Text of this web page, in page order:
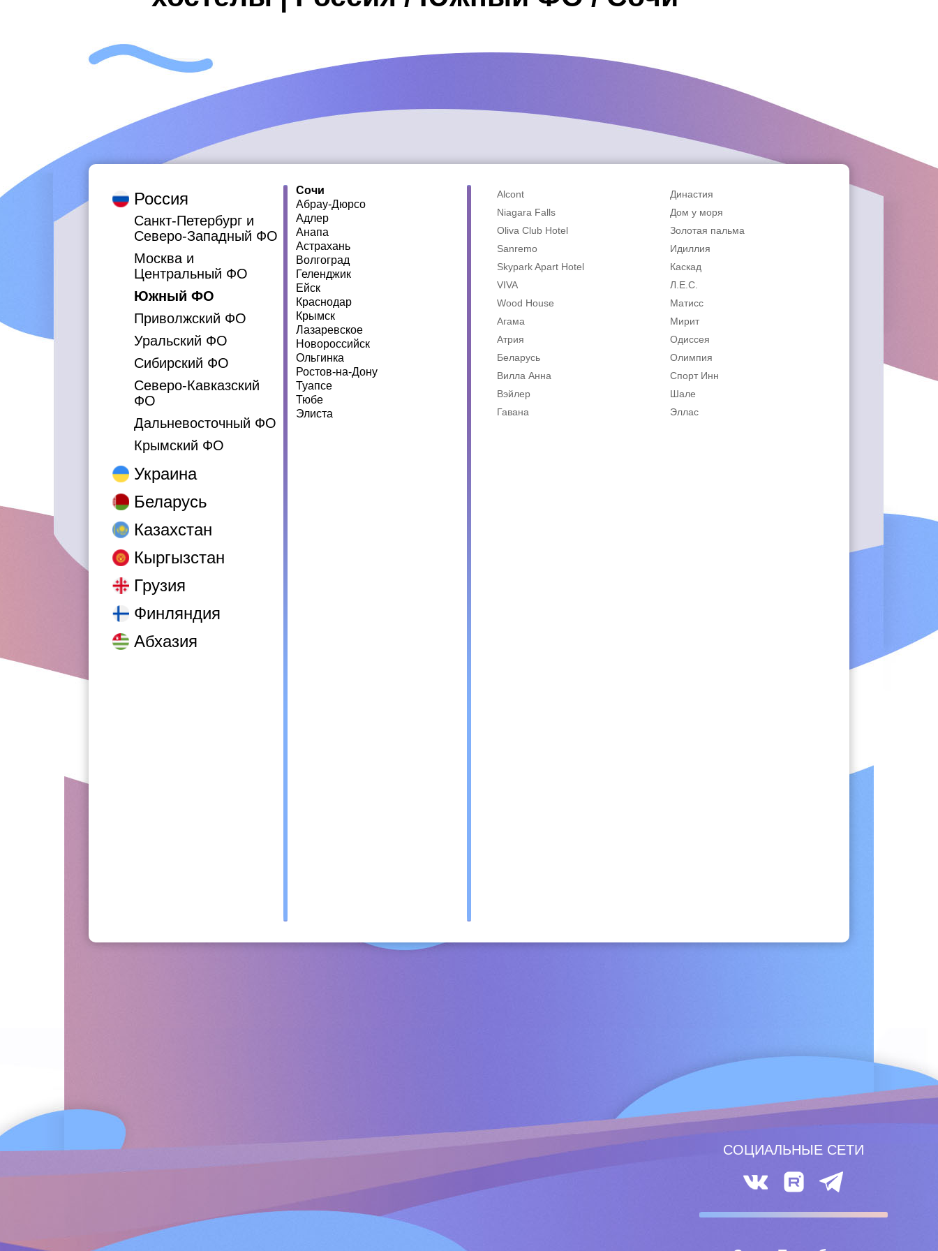
Россия
Санкт-Петербург и
Северо-Западный ФО
Москва и
Центральный ФО
Южный ФО
Приволжский ФО
Уральский ФО
Сибирский ФО
Северо-Кавказский
ФО
Дальневосточный ФО
Крымский ФО
Украина
Беларусь
Казахстан
Кыргызстан
Грузия
Финляндия
Абхазия
Сочи
Абрау-Дюрсо
Адлер
Анапа
Астрахань
Волгоград
Геленджик
Ейск
Краснодар
Крымск
Лазаревское
Новороссийск
Ольгинка
Ростов-на-Дону
Туапсе
Тюбе
Элиста
Alcont
Niagara Falls
Oliva Club Hotel
Sanremo
Skypark Apart Hotel
VIVA
Wood House
Агама
Атрия
Беларусь
Вилла Анна
Вэйлер
Гавана
Династия
Дом у моря
Золотая пальма
Идиллия
Каскад
Л.Е.С.
Матисс
Мирит
Одиссея
Олимпия
Спорт Инн
Шале
Эллас